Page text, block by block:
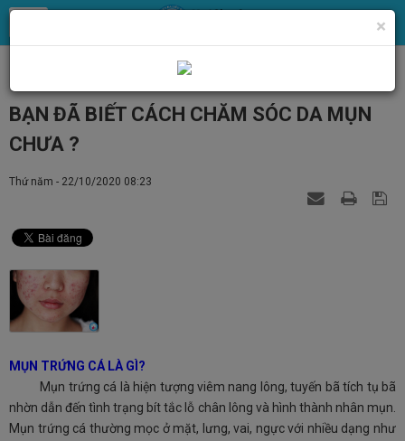
Chăm sóc da - Thẩm mỹ
BẠN ĐÃ BIẾT CÁCH CHĂM SÓC DA MỤN
CHƯA ?
Thứ năm - 22/10/2020 08:23
MỤN TRỨNG CÁ LÀ GÌ?
Mụn trứng cá là hiện tượng viêm nang lông, tuyến bã tích tụ bã
nhờn dẫn đến tình trạng bít tắc lỗ chân lông và hình thành nhân mụn.
Mụn trứng cá thường mọc ở mặt, lưng, vai, ngực với nhiều dạng như
×